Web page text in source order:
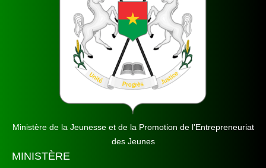
Ministère de la Jeunesse et de la Promotion de l’Entrepreneuriat
des Jeunes
MINISTÈRE